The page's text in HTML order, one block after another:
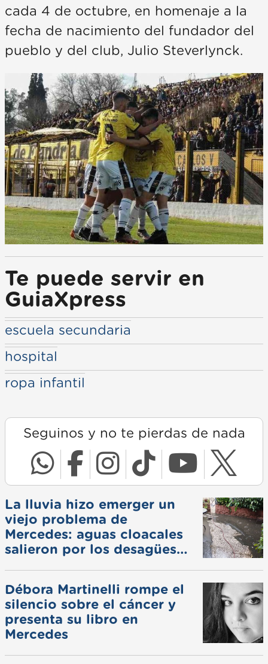
cada 4 de octubre, en homenaje a la
fecha de nacimiento del fundador del
pueblo y del club, Julio Steverlynck.
Te puede servir en
GuiaXpress
escuela secundaria
hospital
ropa infantil
Seguinos y no te pierdas de nada
La lluvia hizo emerger un
viejo problema de
Mercedes: aguas cloacales
salieron por los desagües
Débora Martinelli rompe el
silencio sobre el cáncer y
presenta su libro en
Mercedes